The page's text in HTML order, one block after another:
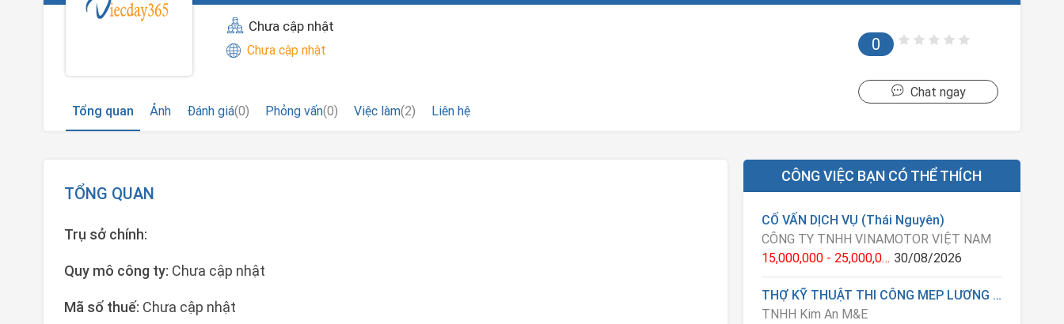
0
Chưa cập nhật
Chưa cập nhật
Chat ngay
Tổng quan
Ảnh Đánh giá(0) Phỏng vấn(0) Việc làm(2) Liên hệ
TỔNG QUAN
Trụ sở chính:
Quy mô công ty: Chưa cập nhật
Mã số thuế: Chưa cập nhật
CÔNG VIỆC BẠN CÓ THỂ THÍCH
CỐ VẤN DỊCH VỤ (Thái Nguyên)
CÔNG TY TNHH VINAMOTOR VIỆT NAM
15,000,000 - 25,000,000 VNĐ 30/08/2026
THỢ KỸ THUẬT THI CÔNG MEP LƯƠNG 15-40TR/1 THÁNG
TNHH Kim An M&E